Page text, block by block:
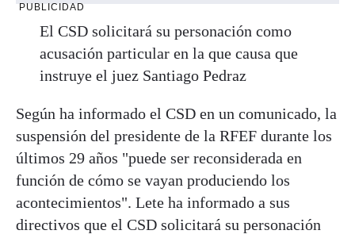
PUBLICIDAD
El CSD solicitará su personación como
acusación particular en la que causa que
instruye el juez Santiago Pedraz
Según ha informado el CSD en un comunicado, la
suspensión del presidente de la RFEF durante los
últimos 29 años "puede ser reconsiderada en
función de cómo se vayan produciendo los
acontecimientos". Lete ha informado a sus
directivos que el CSD solicitará su personación